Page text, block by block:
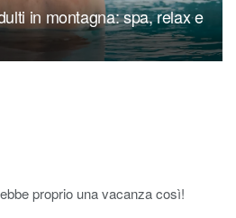
in montagna: spa, relax e
proprio una vacanza così!